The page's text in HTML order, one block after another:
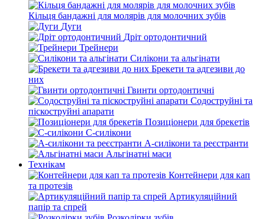
Кільця бандажні для молярів для молочних зубів
Дуги
Дріт ортодонтичний
Трейнери
Силікони та альгінати
Брекети та адгезиви до
них
Гвинти ортодонтичні
Содоструйні та
піскоструйні апарати
Позиціонери для брекетів
С-силікони
А-силікони та реєстранти
Альгінатні маси
Технікам
Контейнери для кап
та протезів
Артикуляційний
папір та спрей